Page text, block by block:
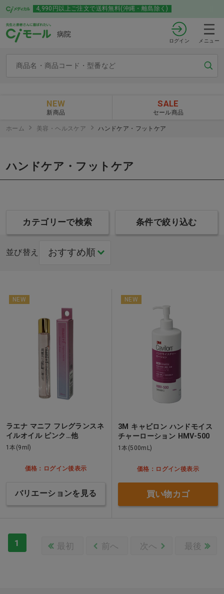
4,990円以上ご注文で送料無料(沖縄・離島除く)
病院
ログイン メニュー
NEW
新商品
SALE
セール商品
ホーム 美容・ヘルスケア ハンドケア・フットケア
ハンドケア・フットケア
カテゴリーで検索 条件で絞り込む
並び替え
NEW
ラエナ マニフ フレグランスネ
イルオイル ピンク…他
1本(9ml)
価格：ログイン後表示
バリエーションを見る
NEW
3M キャビロン ハンドモイス
チャーローション HMV-500
1本(500mL)
価格：ログイン後表示
買い物カゴ
1 最初 前へ 次へ 最後